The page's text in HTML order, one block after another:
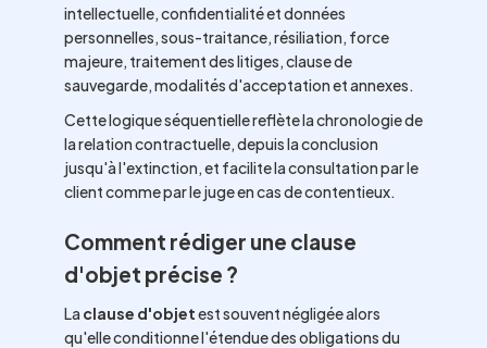
intellectuelle, confidentialité et données
personnelles, sous-traitance, résiliation, force
majeure, traitement des litiges, clause de
sauvegarde, modalités d'acceptation et annexes.
Cette logique séquentielle reflète la chronologie de
la relation contractuelle, depuis la conclusion
jusqu'à l'extinction, et facilite la consultation par le
client comme par le juge en cas de contentieux.
Comment rédiger une clause
d'objet précise ?
La clause d'objetest souvent négligée alors
qu'elle conditionne l'étendue des obligations du